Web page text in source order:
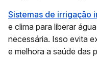
Sistemas de irrigação
e clima para liberar
necessária. Isso evita
e melhora a saúde das